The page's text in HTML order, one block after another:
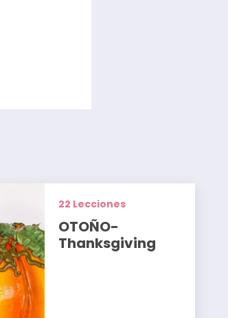
22 Lecciones
OTOÑO-
Thanksgiving